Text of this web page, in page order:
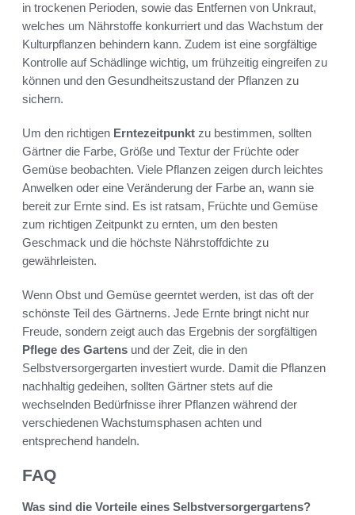
in trockenen Perioden, sowie das Entfernen von Unkraut,
welches um Nährstoffe konkurriert und das Wachstum der
Kulturpflanzen behindern kann. Zudem ist eine sorgfältige
Kontrolle auf Schädlinge wichtig, um frühzeitig eingreifen zu
können und den Gesundheitszustand der Pflanzen zu
sichern.
Um den richtigen Erntezeitpunkt zu bestimmen, sollten
Gärtner die Farbe, Größe und Textur der Früchte oder
Gemüse beobachten. Viele Pflanzen zeigen durch leichtes
Anwelken oder eine Veränderung der Farbe an, wann sie
bereit zur Ernte sind. Es ist ratsam, Früchte und Gemüse
zum richtigen Zeitpunkt zu ernten, um den besten
Geschmack und die höchste Nährstoffdichte zu
gewährleisten.
Wenn Obst und Gemüse geerntet werden, ist das oft der
schönste Teil des Gärtnerns. Jede Ernte bringt nicht nur
Freude, sondern zeigt auch das Ergebnis der sorgfältigen
Pflege des Gartens und der Zeit, die in den
Selbstversorgergarten investiert wurde. Damit die Pflanzen
nachhaltig gedeihen, sollten Gärtner stets auf die
wechselnden Bedürfnisse ihrer Pflanzen während der
verschiedenen Wachstumsphasen achten und
entsprechend handeln.
FAQ
Was sind die Vorteile eines Selbstversorgergartens?